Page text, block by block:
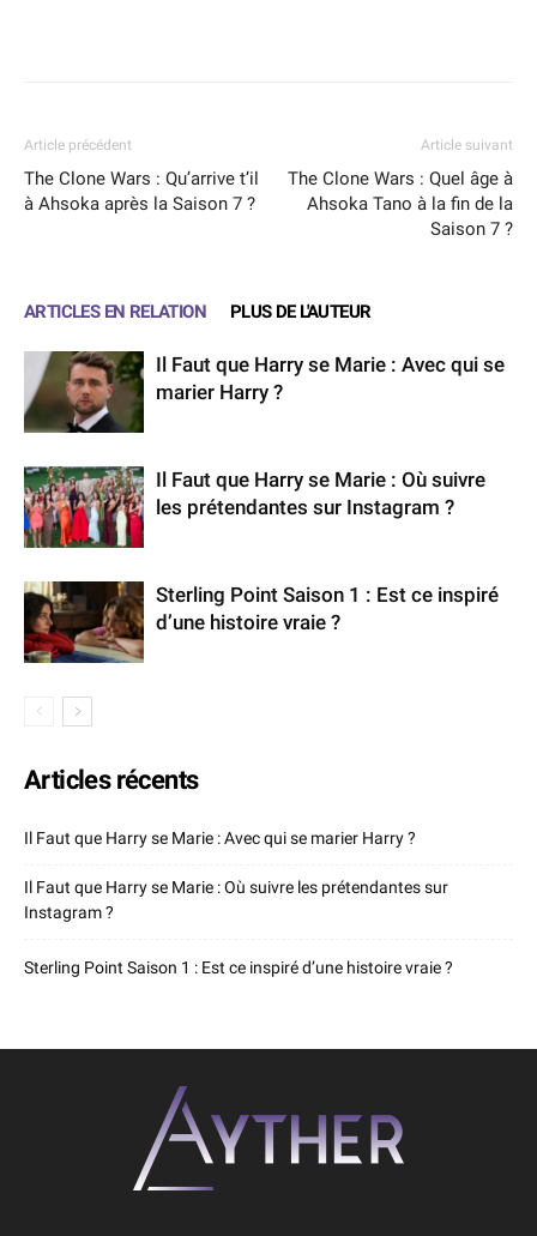
Article précédent
The Clone Wars : Qu’arrive t’il
à Ahsoka après la Saison 7 ?
Article suivant
The Clone Wars : Quel âge à
Ahsoka Tano à la fin de la
Saison 7 ?
ARTICLES EN RELATION PLUS DE L'AUTEUR
Il Faut que Harry se Marie : Avec qui se
marier Harry ?
Il Faut que Harry se Marie : Où suivre
les prétendantes sur Instagram ?
Sterling Point Saison 1 : Est ce inspiré
d’une histoire vraie ?
Articles récents
Il Faut que Harry se Marie : Avec qui se marier Harry ?
Il Faut que Harry se Marie : Où suivre les prétendantes sur
Instagram ?
Sterling Point Saison 1 : Est ce inspiré d’une histoire vraie ?